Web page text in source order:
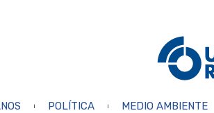
POLÍTICA MEDIO AMBIENTE